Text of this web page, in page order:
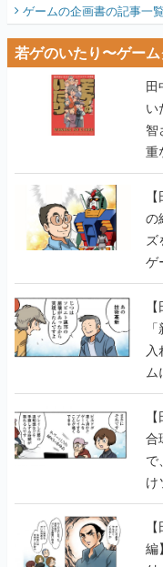
ゲームの企画書の記事一覧
若ゲのいたり〜ゲー
田
い
智
重
の
ズ
ゲ
【
の
合
で
け
に
編